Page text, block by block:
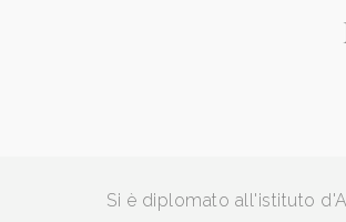
Si è diplomato all'istituto